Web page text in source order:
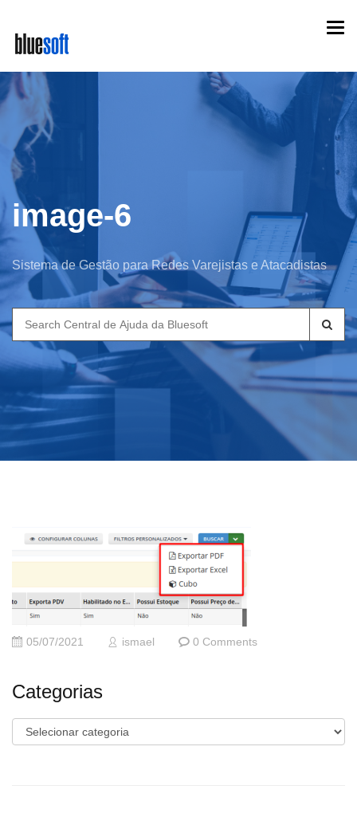
main
content
image-6
Sistema de Gestão para Redes Varejistas e Atacadistas
Search
for:
05/07/2021 ismael 0 Comments
Categorias
Categorias